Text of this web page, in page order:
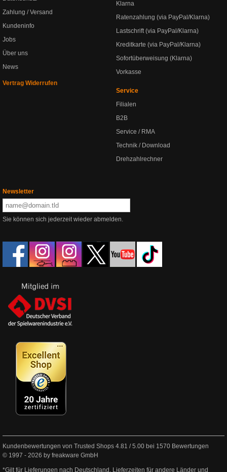
Zahlung / Versand
Kundeninfo
Jobs
Über uns
News
Vertrag Widerrufen
Klarna
Ratenzahlung (via PayPal/Klarna)
Lastschrift (via PayPal/Klarna)
Kreditkarte (via PayPal/Klarna)
Sofortüberweisung (Klarna)
Vorkasse
Service
Filialen
B2B
Service / RMA
Technik / Download
Drehzahlrechner
Newsletter
Sie können sich jederzeit wieder abmelden.
Kundenbewertungen von Trusted Shops 4.81 /5.00 bei 1570 Bewertungen
© 1997 - 2026 by freakware GmbH
*Gilt für Lieferungen nach Deutschland. Lieferzeiten für andere Länder und